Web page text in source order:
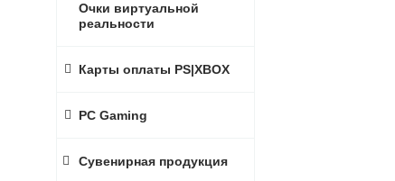
Очки виртуальной
реальности
Карты оплаты PS|XBOX
PC Gaming
Сувенирная продукция